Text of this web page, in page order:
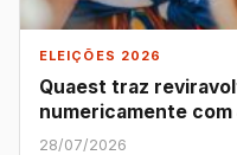
ELEIÇÕES 2026
Quaest traz
numericamente com
28/07/2026